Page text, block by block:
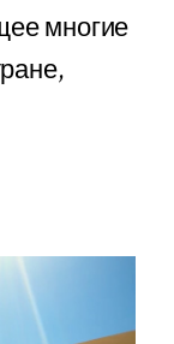
многие